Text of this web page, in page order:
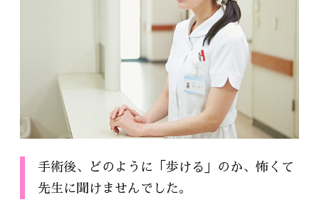
手術後、どのように「歩ける」のか、怖くて
先生に聞けませんでした。